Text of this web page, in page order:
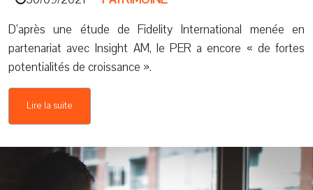
D’après une étude de Fidelity International menée en
partenariat avec Insight AM, le PER a encore « de fortes
potentialités de croissance ».
Lire la suite